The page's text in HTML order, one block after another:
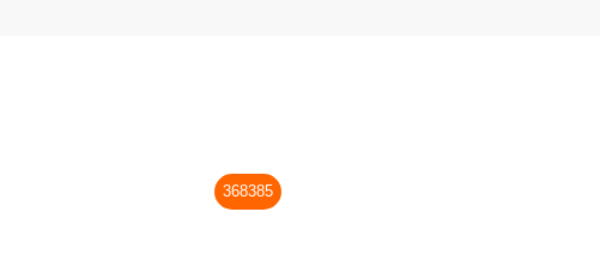
368385